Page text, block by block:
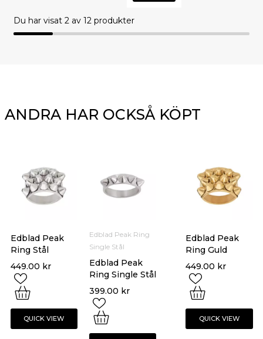
Du har visat 2av 12 produkter
ANDRA HAR OCKSÅ KÖPT
Edblad Peak
Ring Stål
449.00 kr
QUICK VIEW
Edblad Peak
Ring Guld
449.00 kr
QUICK VIEW
Edblad Peak Ring
Single Stål
Edblad Peak
Ring Single Stål
399.00 kr